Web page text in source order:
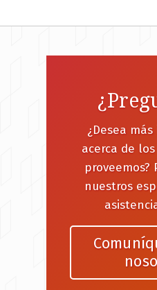
¿Desea
acerca de
proveemos?
nuestros